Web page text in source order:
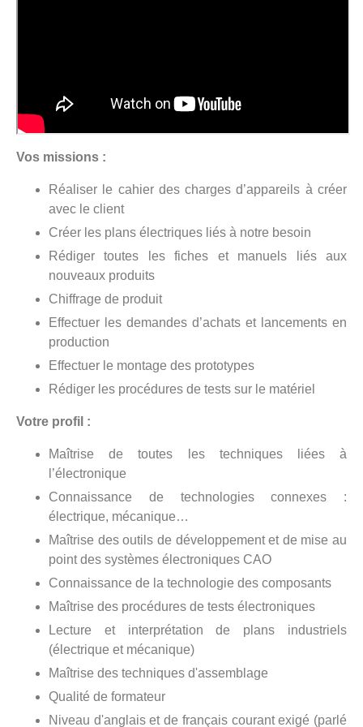
Vos missions :
Réaliser le cahier des charges d’appareils à créer
avec le client
Créer les plans électriques liés à notre besoin
Rédiger toutes les fiches et manuels liés aux
nouveaux produits
Chiffrage de produit
Effectuer les demandes d’achats et lancements en
production
Effectuer le montage des prototypes
Rédiger les procédures de tests sur le matériel
Votre profil :
Maîtrise de toutes les techniques liées à
l’électronique
Connaissance de technologies connexes :
électrique, mécanique…
Maîtrise des outils de développement et de mise au
point des systèmes électroniques CAO
Connaissance de la technologie des composants
Maîtrise des procédures de tests électroniques
Lecture et interprétation de plans industriels
(électrique et mécanique)
Maîtrise des techniques d'assemblage
Qualité de formateur
Niveau d'anglais et de français courant exigé (parlé